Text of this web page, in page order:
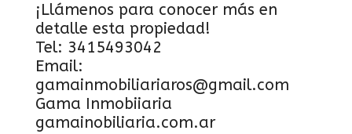
¡Llámenos para conocer más en
detalle esta propiedad!
Tel: 3415493042
Email:
gamainmobiliariaros@gmail.com
Gama Inmobiiaria
gamainobiliaria.com.ar